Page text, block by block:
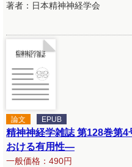
著者：日本精神神経学会
論文 EPUB
精神神経学雑誌 第128巻
おける有用性―
一般価格：490円